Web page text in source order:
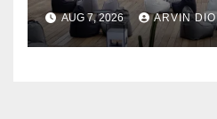
AUG 7, 2026 ARVIN DIO